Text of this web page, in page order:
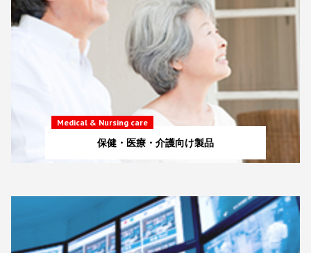
Medical & Nursing care
保健・医療・介護向け製品